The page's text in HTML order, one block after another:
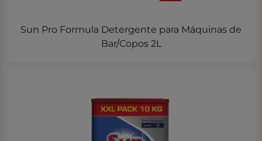
Sun Pro Formula Detergente para Máquinas de
Bar/Copos 2L